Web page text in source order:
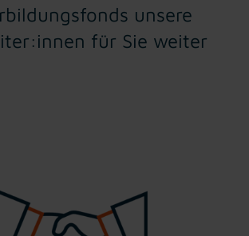
unsere
für Sie weiter